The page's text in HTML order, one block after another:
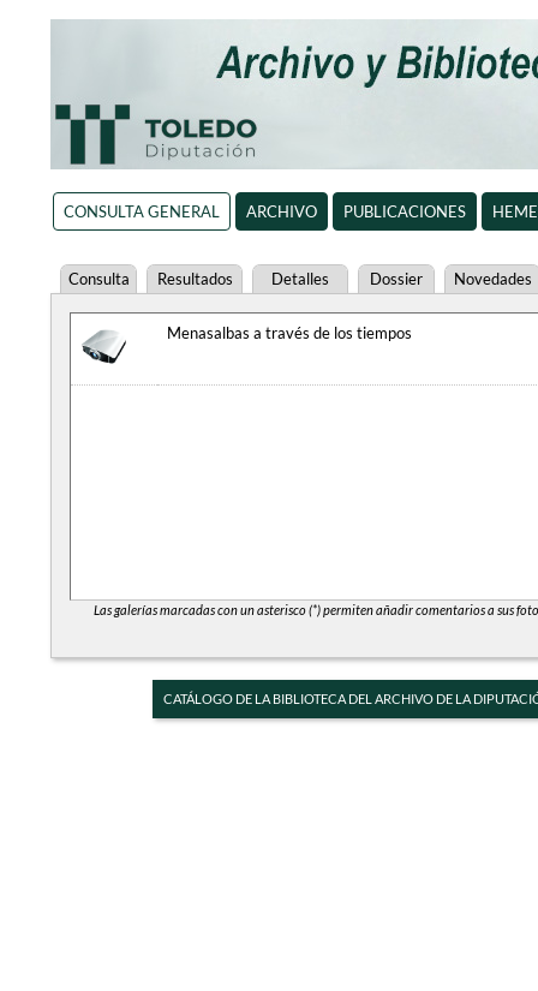
CONSULTA GENERAL ARCHIVO PUBLICACIONES
Consulta Resultados Detalles Dossier Novedades
Menasalbas a través de los tiempos
Las galerías marcadas con un asterisco (*) permiten añadir comentarios a sus
CATÁLOGO DE LA BIBLIOTECA DEL ARCHIVO DE LA